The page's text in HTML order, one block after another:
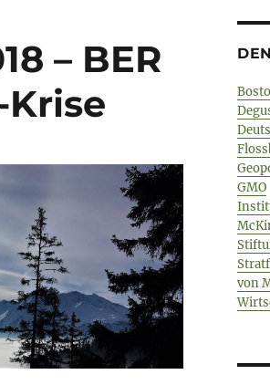
– BER
GMO
von